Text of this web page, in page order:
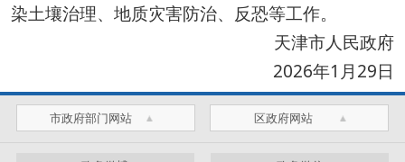
染土壤治理、地质灾害防治、反恐等工作。
天津市人民政府
2026年1月29日
市政府部门网站 区政府网站